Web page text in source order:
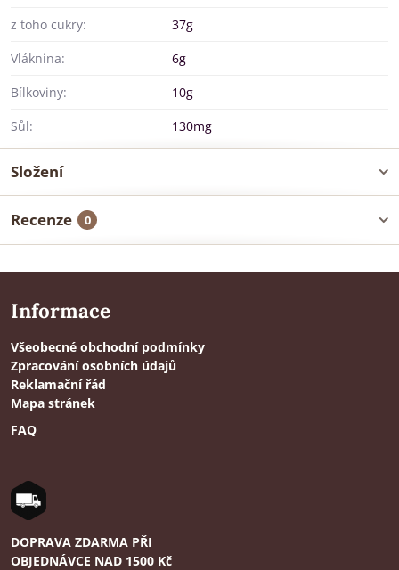
z toho cukry:
37g
Vláknina:
6g
Bílkoviny:
10g
Sůl:
130mg
Složení
Recenze 0
Informace
Všeobecné obchodní podmínky
Zpracování osobních údajů
Reklamační řád
Mapa stránek
FAQ
DOPRAVA ZDARMA PŘI
OBJEDNÁVCE NAD 1500 Kč